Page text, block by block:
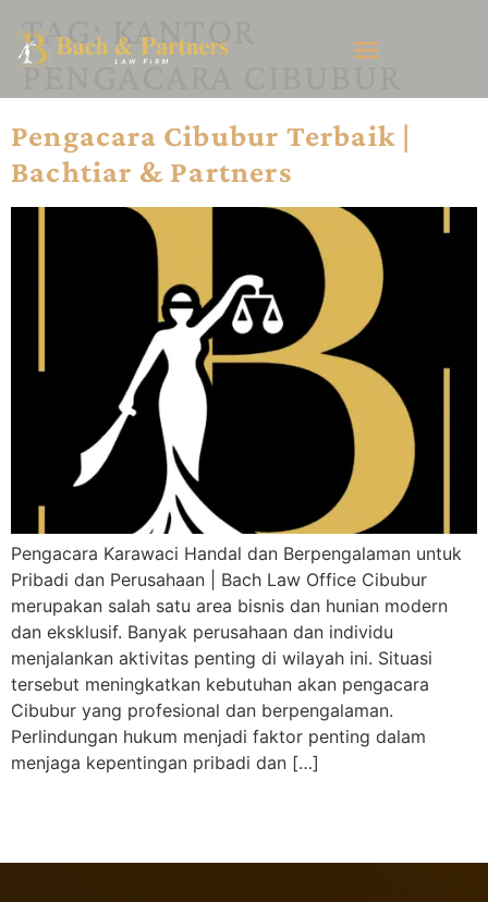
TAG: KANTOR
PENGACARA CIBUBUR
Pengacara Cibubur Terbaik |
Bachtiar & Partners
Pengacara Karawaci Handal dan Berpengalaman untuk
Pribadi dan Perusahaan | Bach Law Office Cibubur
merupakan salah satu area bisnis dan hunian modern
dan eksklusif. Banyak perusahaan dan individu
menjalankan aktivitas penting di wilayah ini. Situasi
tersebut meningkatkan kebutuhan akan pengacara
Cibubur yang profesional dan berpengalaman.
Perlindungan hukum menjadi faktor penting dalam
menjaga kepentingan pribadi dan […]